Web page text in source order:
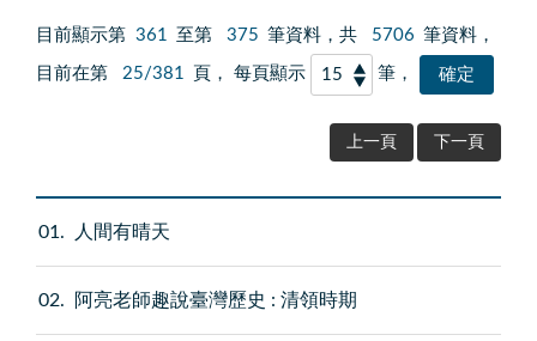
目前顯示第 361 至第 375 筆資料，共 5706 筆資料，
目前在第 25/381 頁， 每頁顯示 筆，
上一頁 下一頁
01 人間有晴天
02 阿亮老師趣說臺灣歷史 : 清領時期